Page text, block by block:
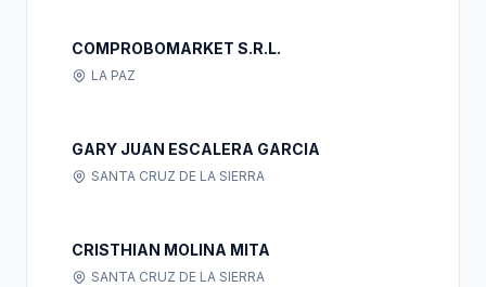
COMPROBOMARKET S.R.L.
LA PAZ
GARY JUAN ESCALERA GARCIA
SANTA CRUZ DE LA SIERRA
CRISTHIAN MOLINA MITA
SANTA CRUZ DE LA SIERRA